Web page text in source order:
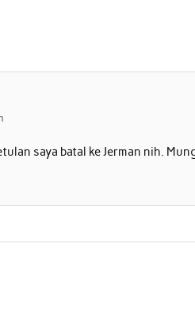
saya batal ke Jerman nih.